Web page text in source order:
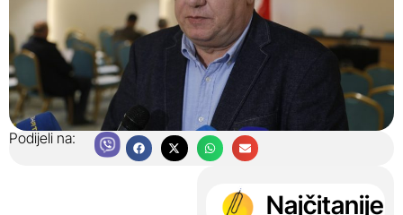
Podijeli na:
Najčitanije